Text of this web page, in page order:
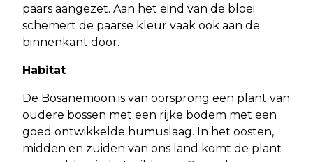
paars aangezet. Aan het eind van de bloei
schemert de paarse kleur vaak ook aan de
binnenkant door.
Habitat
De Bosanemoon is van oorsprong een plant van
oudere bossen met een rijke bodem met een
goed ontwikkelde humuslaag. In het oosten,
midden en zuiden van ons land komt de plant